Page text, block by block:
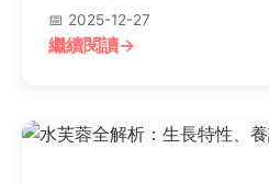
📅 2025-12-27
繼續閱讀